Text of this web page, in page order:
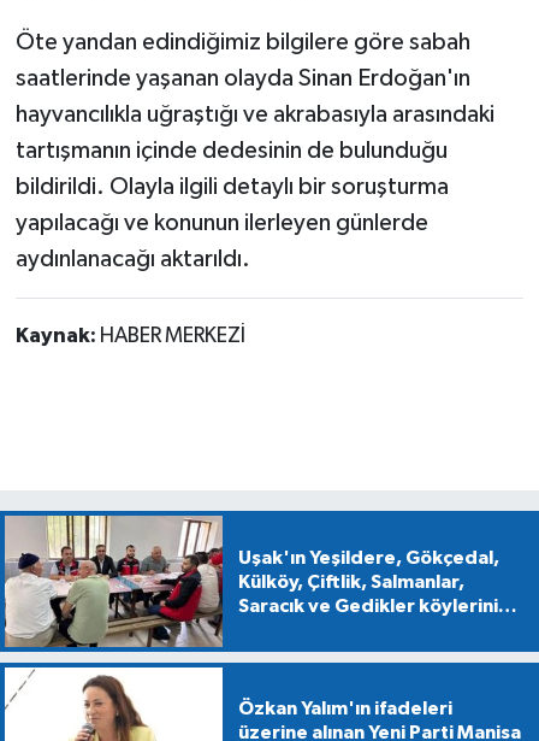
Öte yandan edindiğimiz bilgilere göre sabah
saatlerinde yaşanan olayda Sinan Erdoğan'ın
hayvancılıkla uğraştığı ve akrabasıyla arasındaki
tartışmanın içinde dedesinin de bulunduğu
bildirildi. Olayla ilgili detaylı bir soruşturma
yapılacağı ve konunun ilerleyen günlerde
aydınlanacağı aktarıldı.
Kaynak: HABER MERKEZİ
Uşak'ın Yeşildere, Gökçedal,
Külköy, Çiftlik, Salmanlar,
Saracık ve Gedikler köylerini
Özkan Yalım'ın ifadeleri
üzerine alınan Yeni Parti Manisa